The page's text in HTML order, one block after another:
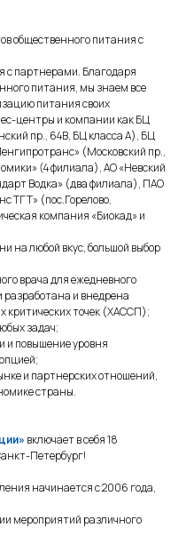
общественного питания с
с партнерами. Благодаря
питания, мы знаем все
питания своих
центры и компании как БЦ
пр., 64В, БЦ класса А), БЦ
(Московский пр.,
(4 филиала), АО «Невский
Водка» (два филиала), ПАО
ТГТ» (пос.Горелово,
компания «Биокад» и
на любой вкус, большой выбор
врача для ежедневного
и внедрена
критических точек (ХАССП);
задач;
и повышение уровня
и партнерских отношений,
страны.
включает в себя 18
Петербург!
начинается с 2006 года,
мероприятий различного